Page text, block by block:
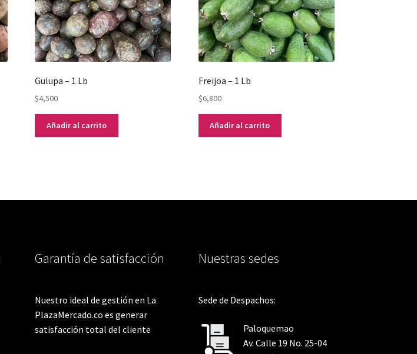
Gulupa – 1 Lb
$4,500
Añadir al carrito
Freijoa – 1 Lb
$6,800
Añadir al carrito
Garantía de satisfacción
Nuestro ideal de gestión en La
PlazaMercado.co es generar
satisfacción total del cliente
Nuestras sedes
Sede de Despachos:
Paloquemao
Av. Calle 19 No. 25-04